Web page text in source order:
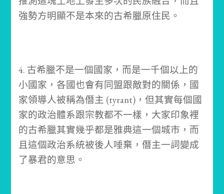
強勢方明顯不是本來的古希臘原住民。
4. 古希臘不是一個國家，而是一千個以上的
小國家，各國也會有同盟跟敵對的關係，國
家領導人被稱為僭主 (tyrant)，但其實每個國
家的政治體系跟宗教都不一樣，大家印象裡
的古希臘其實幾乎都是雅典這一個城市，而
且這個政治系統被後人唾棄，僭主一詞變成
了暴君的意思。